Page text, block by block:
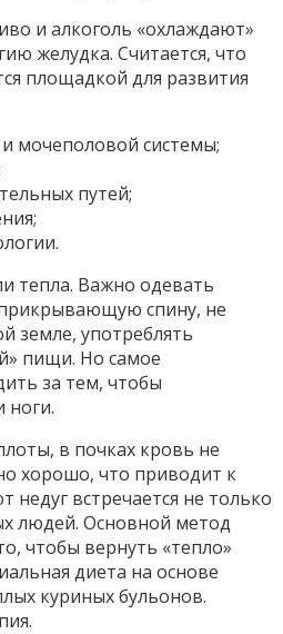
и алкоголь «охлаждают»
желудка. Считается, что
площадкой для развития
мочеполовой системы;
путей;
тепла. Важно одевать
спину, не
земле, употреблять
пищи. Но самое
за тем, чтобы
ноги.
в почках кровь не
хорошо, что приводит к
недуг встречается не только
людей. Основной метод
чтобы вернуть «тепло»
диета на основе
куриных бульонов.